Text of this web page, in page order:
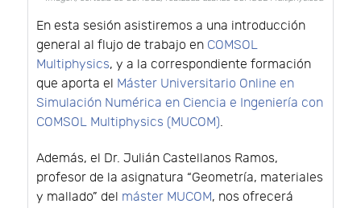
En esta sesión asistiremos a una introducción
general al flujo de trabajo en COMSOL
Multiphysics, y a la correspondiente formación
que aporta el Máster Universitario Online en
Simulación Numérica en Ciencia e Ingeniería con
COMSOL Multiphysics (MUCOM).
Además, el Dr. Julián Castellanos Ramos,
profesor de la asignatura “Geometría, materiales
y mallado” del máster MUCOM, nos ofrecerá